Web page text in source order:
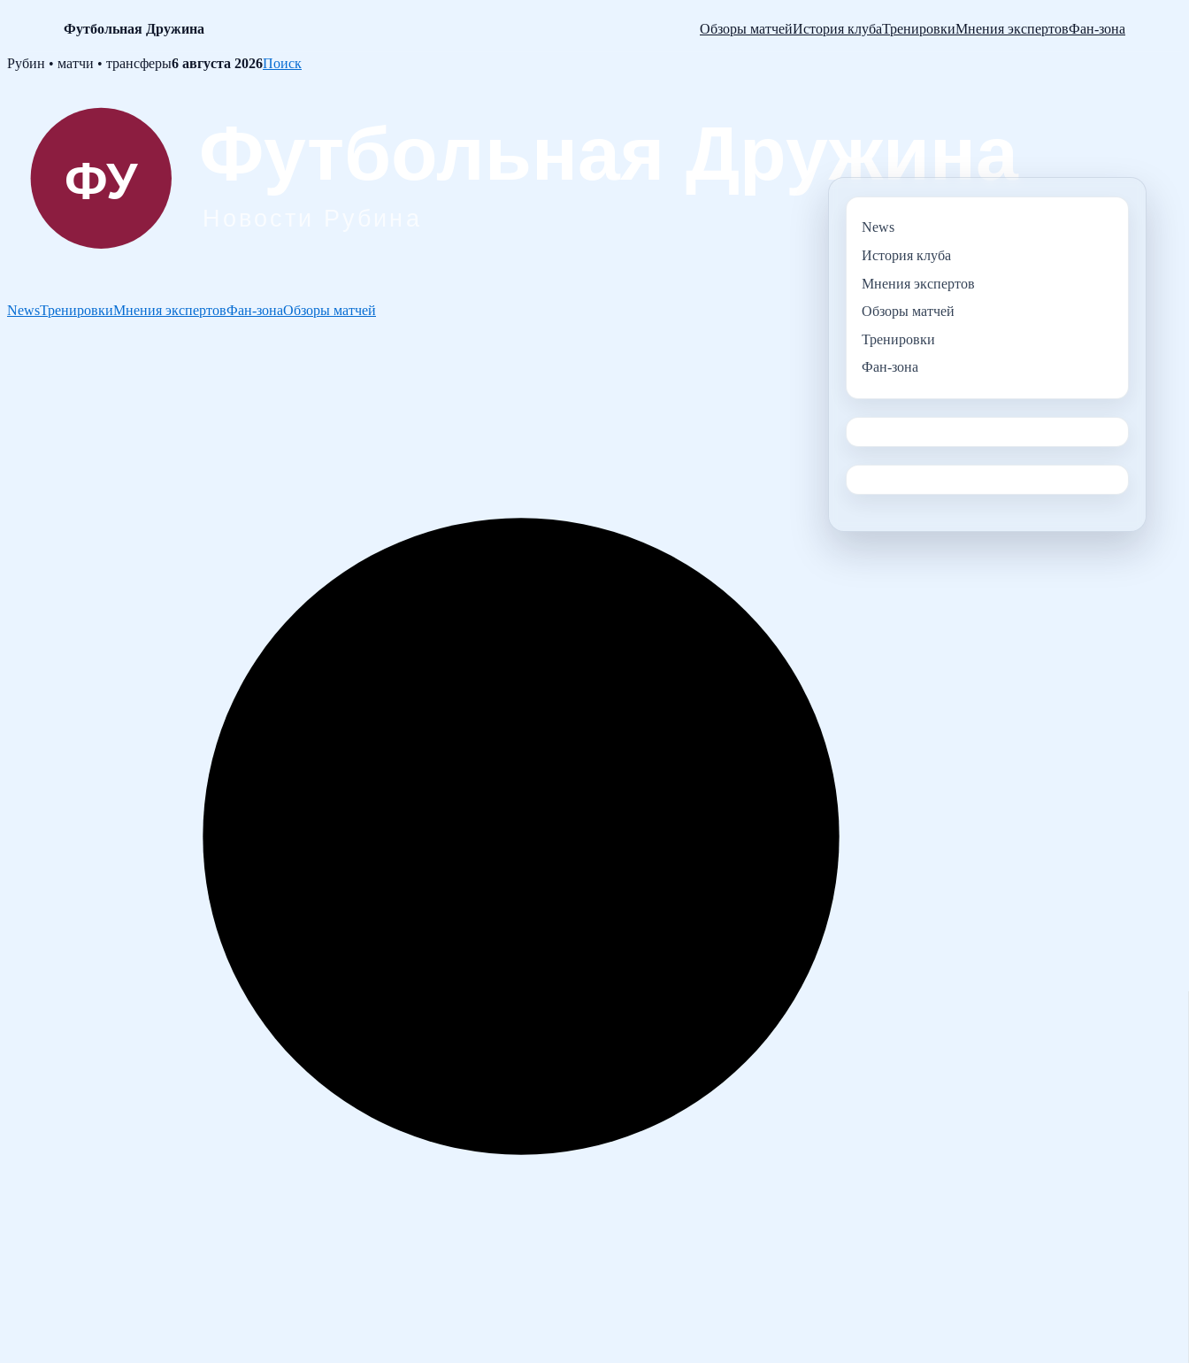
Футбольная Дружина Обзоры матчейИстория клубаТренировкиМнения экспертовФан-зона
Skip
Рубин • матчи • трансферы6 августа 2026Поиск
NewsТренировкиМнения экспертовФан-зонаОбзоры матчей
News
История клуба
Мнения экспертов
Обзоры матчей
Тренировки
Фан-зона